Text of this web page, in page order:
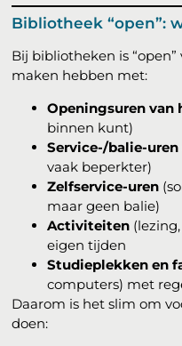
Bibliotheek “open”:
Bij bibliotheken is
maken hebben met:
Openingsuren van
binnen kunt)
Service-/balie-uren
vaak beperkter)
Zelfservice-uren
maar geen balie)
Activiteiten
eigen tijden
Studieplekken en
computers) met
Daarom is het slim om
doen: